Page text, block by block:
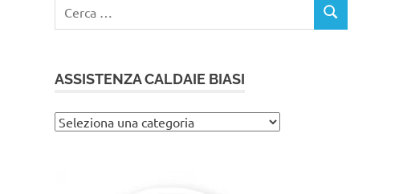
per:
CERCA
ASSISTENZA CALDAIE BIASI
Assistenza